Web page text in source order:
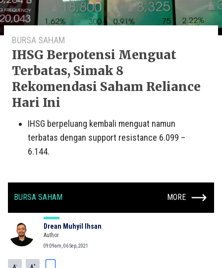
BURSA SAHAM
IHSG Berpotensi Menguat
Terbatas, Simak 8
Rekomendasi Saham Reliance
Hari Ini
IHSG berpeluang kembali menguat namun
terbatas dengan support resistance 6.099 –
6.144.
BURSA SAHAM MORE
Drean Muhyil Ihsan
Author
09:09am, 06 Sep, 2021
- +